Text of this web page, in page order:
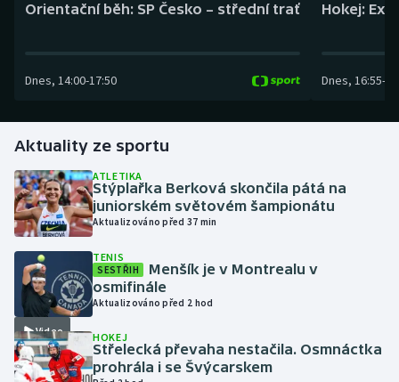
Golf
Gymnastika
Házená
Jezdectví
Judo
Krasobruslení
Orientační běh: SP Česko – střední trať
Dnes, 14:00-17:50
Hokej:
Dnes, 16:55-
Aktuality ze sportu
ATLETIKA
Stýplařka Berková skončila pátá na
juniorském světovém šampionátu
Aktualizováno před 37 min
Video
TENIS
SESTŘIH
Menšík je v Montrealu v
osmifinále
Aktualizováno před 2 hod
HOKEJ
Střelecká převaha nestačila. Osmnáctka
prohrála i se Švýcarskem